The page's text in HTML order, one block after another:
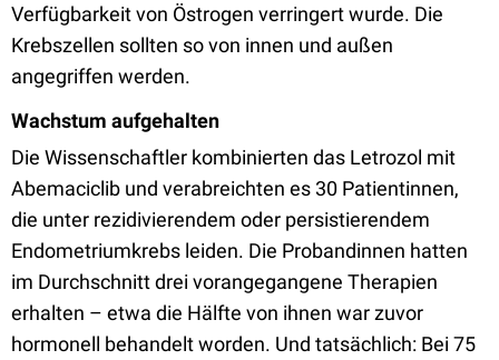
Verfügbarkeit von Östrogen verringert wurde. Die
Krebszellen sollten so von innen und außen
angegriffen werden.
Wachstum aufgehalten
Die Wissenschaftler kombinierten das Letrozol mit
Abemaciclib und verabreichten es 30 Patientinnen,
die unter rezidivierendem oder persistierendem
Endometriumkrebs leiden. Die Probandinnen hatten
im Durchschnitt drei vorangegangene Therapien
erhalten – etwa die Hälfte von ihnen war zuvor
hormonell behandelt worden. Und tatsächlich: Bei 75